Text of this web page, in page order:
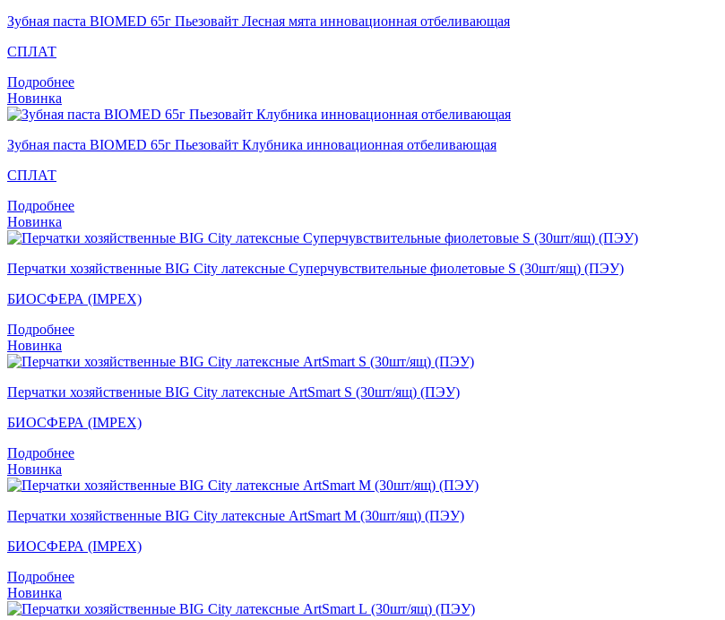
Зубная паста BIOMED 65г Пьезовайт Лесная мята инновационная отбеливающая
СПЛАТ
Подробнее
Новинка
Зубная паста BIOMED 65г Пьезовайт Клубника инновационная отбеливающая
СПЛАТ
Подробнее
Новинка
Перчатки хозяйственные BIG City латексные Суперчувствительные фиолетовые S (30шт/ящ) (ПЭУ)
БИОСФЕРА (IMPEX)
Подробнее
Новинка
Перчатки хозяйственные BIG City латексные ArtSmart S (30шт/ящ) (ПЭУ)
БИОСФЕРА (IMPEX)
Подробнее
Новинка
Перчатки хозяйственные BIG City латексные ArtSmart M (30шт/ящ) (ПЭУ)
БИОСФЕРА (IMPEX)
Подробнее
Новинка